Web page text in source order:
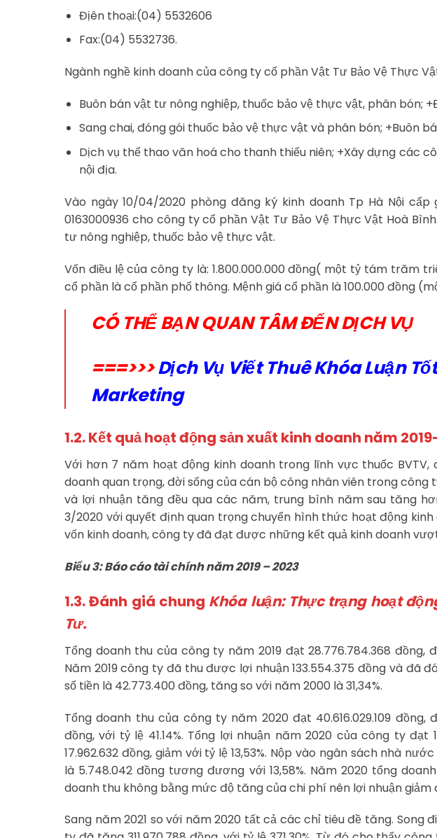
Địên thoại:(04) 5532606
Fax:(04) 5532736.
Ngành nghề kinh doanh của công ty cổ phần Vật Tư Bảo Vệ Thực
Buôn bán vật tư nông nghiệp, thuốc bảo vệ thực vật, phân bón;
Sang chai, đóng gói thuốc bảo vệ thực vật và phân bón; +Buôn
Dịch vụ thể thao văn hoá cho thanh thiếu niên; +Xây dựng các
nội địa.
Vào ngày 10/04/2020 phòng đăng ký kinh doanh Tp Hà Nội
0163000936 cho công ty cổ phần Vật Tư Bảo Vệ Thực Vật Hoà
tư nông nghiệp, thuốc bảo vệ thực vật.
Vốn điều lệ của công ty là: 1.800.000.000 đồng( một tỷ tám trăm
cổ phần là cổ phần phổ thông. Mệnh giá cổ phần là 100.000 đồng
CÓ THỂ BẠN QUAN TÂM ĐẾN DỊCH VỤ
===>>>Dịch Vụ Viết Thuê Khóa Luận
Marketing
1.2. Kết quả hoạt động sản xuất kinh doanh năm
Với hơn 7 năm hoạt động kinh doanh trong lĩnh vực thuốc
doanh quan trọng, đời sống của cán bộ công nhân viên trong
và lợi nhuận tăng đều qua các năm, trung bình năm sau tăng
3/2020 với quyết định quan trọng chuyển hình thức hoạt động
vốn kinh doanh, công ty đã đạt được những kết quả kinh doanh
Biểu 3: Báo cáo tài chính năm 2019 – 2023
1.3. Đánh giá chung Khóa luận: Thực trạng hoạt
Tư.
Tổng doanh thu của công ty năm 2019 đạt 28.776.784.368 đồng,
Năm 2019 công ty đã thu được lợi nhuận 133.554.375 đồng và đã
số tiền là 42.773.400 đồng, tăng so với năm 2000 là 31,34%.
Tổng doanh thu của công ty năm 2020 đạt 40.616.029.109 đồng,
đồng, với tỷ lệ 41.14%. Tổng lợi nhuận năm 2020 của công ty đạt
17.962.632 đồng, giảm với tỷ lệ 13,53%. Nộp vào ngân sách nhà
là 5.748.042 đồng tương đương với 13,58%. Năm 2020 tổng
doanh thu không bằng mức độ tăng của chi phí nên lợi nhuận giảm
Sang năm 2021 so với năm 2020 tất cả các chỉ tiêu đề tăng. Song